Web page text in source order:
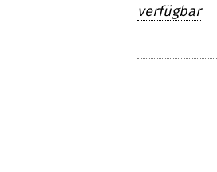
verfügbar